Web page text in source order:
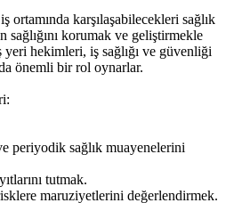
ortamında karşılaşabilecekleri sağlık
sağlığını korumak ve geliştirmekle
yeri hekimleri, iş sağlığı ve güvenliği
önemli bir rol oynarlar.
sağlık muayenelerini
tutmak.
maruziyetlerini değerlendirmek.